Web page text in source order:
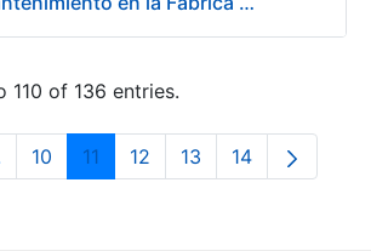
110 of 136 entries.
Pages Use TAB to navigate.
Page
10 Page
11 Page
12 Page
13 Page
14